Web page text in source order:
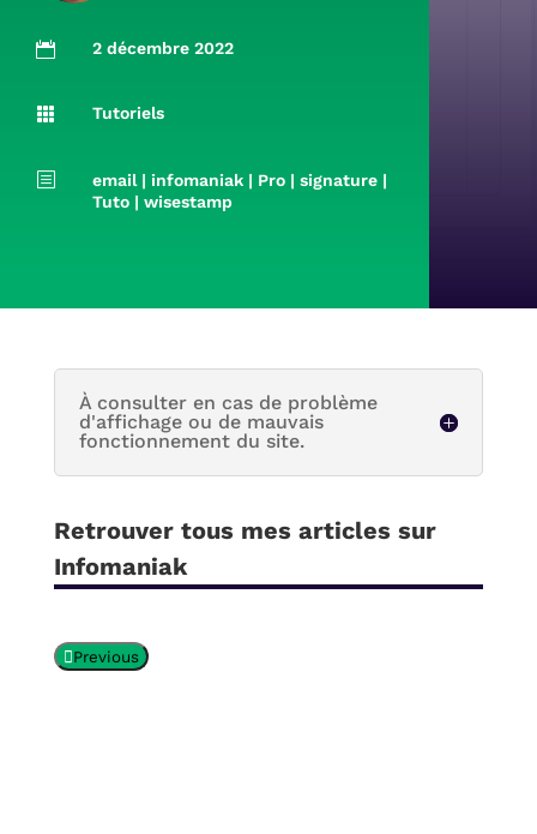
 2 décembre 2022
 Tutoriels
b email|infomaniak | Pro |signature |
Tuto |wisestamp
À consulter en cas de problème
d'affichage ou de mauvais
fonctionnement du site.
Retrouver tous mes articles sur
Infomaniak
Previous